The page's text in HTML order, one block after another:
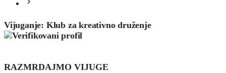
Vijuganje: Klub za kreativno druženje
RAZMRDAJMO VIJUGE